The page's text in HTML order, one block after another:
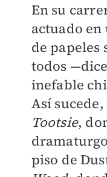
En su
actuado
de papeles
todos
inefable
Así
Tootsie,
piso de